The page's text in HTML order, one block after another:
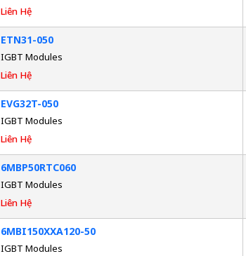
Liên Hệ
ETN31-050
IGBT Modules
Liên Hệ
EVG32T-050
IGBT Modules
Liên Hệ
6MBP50RTC060
IGBT Modules
Liên Hệ
6MBI150XXA120-50
IGBT Modules